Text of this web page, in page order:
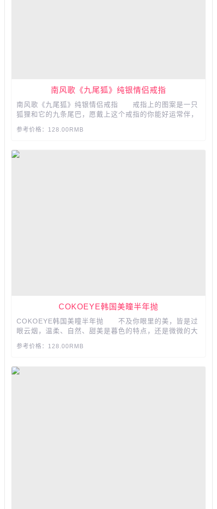
​​​​​​​南风歌《九尾狐》纯银情侣戒指
南风歌《九尾狐》纯银情侣戒指 戒指上的图案是一只
狐狸和它的九条尾巴，愿戴上这个戒指的你能好运常伴，
参考价格：128.00RMB
COKOEYE韩国美瞳半年抛
COKOEYE韩国美瞳半年抛 不及你眼里的美，皆是过
眼云烟，温柔、自然、甜美是暮色的特点，还是微微的大
自然融合瞳色，从而让眼神更加深邃...
参考价格：128.00RMB